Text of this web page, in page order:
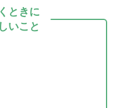
ときに
いこと